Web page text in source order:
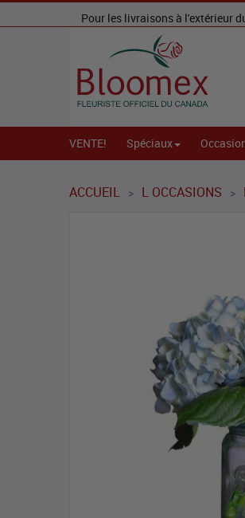
Pour les livraisons à l'extérieur
VENTE! Spéciaux
ACCUEIL > L OCCASIONS >